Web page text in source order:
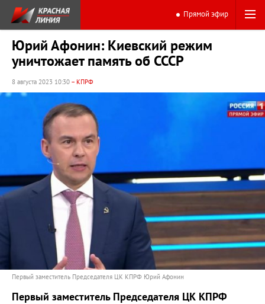
Прямой эфир
Юрий Афонин: Киевский режим
уничтожает память об СССР
8 августа 2023 10:30 – КПРФ
Первый заместитель Председателя ЦК КПРФ Юрий Афонин
Первый заместитель Председателя ЦК КПРФ